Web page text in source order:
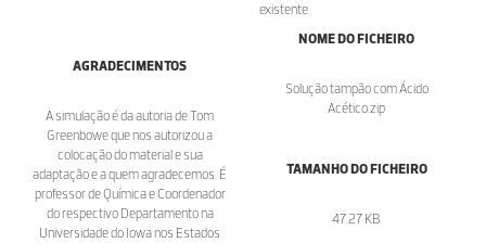
existente.
AGRADECIMENTOS
A simulação é da autoria de Tom
Greenbowe que nos autorizou a
colocação do material e sua
adaptação e a quem agradecemos. É
professor de Química e Coordenador
do respectivo Departamento na
Universidade do Iowa nos Estados
NOME DO FICHEIRO
Solução tampão com Ácido
Acético.zip
TAMANHO DO FICHEIRO
47.27 KB